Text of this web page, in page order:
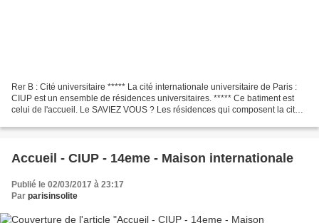
Rer B : Cité universitaire ***** La cité internationale universitaire de Paris :
CIUP est un ensemble de résidences universitaires. ***** Ce batiment est
celui de l'accueil. Le SAVIEZ VOUS ? Les résidences qui composent la cité
Accueil - CIUP - 14eme - Maison internationale
Publié le 02/03/2017 à 23:17
Par parisinsolite